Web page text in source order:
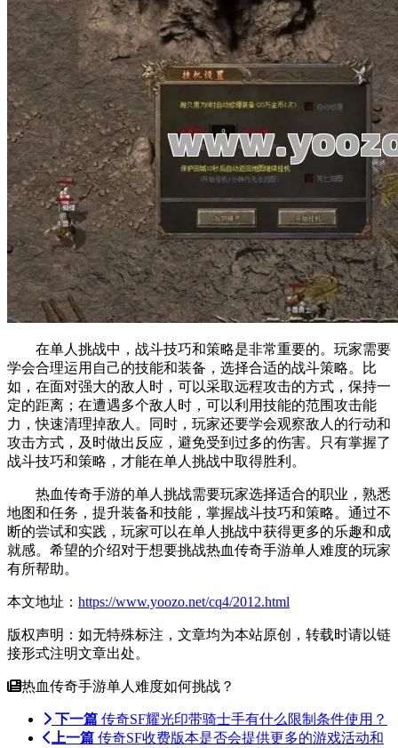
在单人挑战中，战斗技巧和策略是非常重要的。玩家需要
学会合理运用自己的技能和装备，选择合适的战斗策略。比
如，在面对强大的敌人时，可以采取远程攻击的方式，保持一
定的距离；在遭遇多个敌人时，可以利用技能的范围攻击能
力，快速清理掉敌人。同时，玩家还要学会观察敌人的行动和
攻击方式，及时做出反应，避免受到过多的伤害。只有掌握了
战斗技巧和策略，才能在单人挑战中取得胜利。
热血传奇手游的单人挑战需要玩家选择适合的职业，熟悉
地图和任务，提升装备和技能，掌握战斗技巧和策略。通过不
断的尝试和实践，玩家可以在单人挑战中获得更多的乐趣和成
就感。希望的介绍对于想要挑战热血传奇手游单人难度的玩家
有所帮助。
本文地址： https://www.yoozo.net/cq4/2012.html
版权声明：如无特殊标注，文章均为本站原创，转载时请以链
接形式注明文章出处。
热血传奇手游单人难度如何挑战？
下一篇 传奇SF耀光印带骑士手有什么限制条件使用？
上一篇 传奇SF收费版本是否会提供更多的游戏活动和